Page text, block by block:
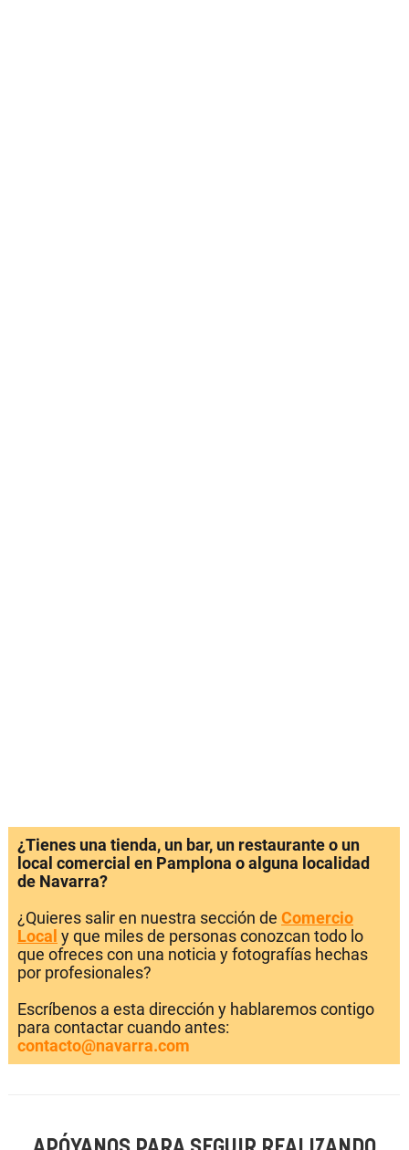
¿Tienes una tienda, un bar, un restaurante o un
local comercial en Pamplona o alguna localidad
de Navarra?
¿Quieres salir en nuestra sección de Comercio
Local y que miles de personas conozcan todo lo
que ofreces con una noticia y fotografías hechas
por profesionales?
Escríbenos a esta dirección y hablaremos contigo
para contactar cuando antes:
contacto@navarra.com